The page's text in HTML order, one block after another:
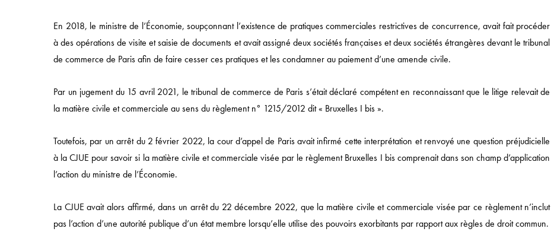
En 2018, le ministre de l’Économie, soupçonnant l’existence de pratiques commerciales restrictives de concurrence, avait fait procéder
à des opérations de visite et saisie de documents et avait assigné deux sociétés françaises et deux sociétés étrangères devant le tribunal
de commerce de Paris afin de faire cesser ces pratiques et les condamner au paiement d’une amende civile.
Par un jugement du 15 avril 2021, le tribunal de commerce de Paris s’était déclaré compétent en reconnaissant que le litige relevait de
la matière civile et commerciale au sens du règlement n° 1215/2012 dit « Bruxelles I bis ».
Toutefois, par un arrêt du 2 février 2022, la cour d’appel de Paris avait infirmé cette interprétation et renvoyé une question préjudicielle
à la CJUE pour savoir si la matière civile et commerciale visée par le règlement Bruxelles I bis comprenait dans son champ d’application
l’action du ministre de l’Économie.
La CJUE avait alors affirmé, dans un arrêt du 22 décembre 2022, que la matière civile et commerciale visée par ce règlement n’inclut
pas l’action d’une autorité publique d’un état membre lorsqu’elle utilise des pouvoirs exorbitants par rapport aux règles de droit commun.
Accès rapide Actualités